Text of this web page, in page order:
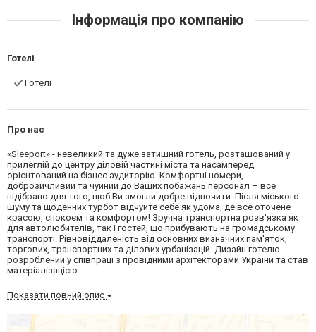
Інформація про компанію
Готелі
Готелі
Про нас
«Sleeport» - невеликий та дуже затишний готель, розташований у
прилеглій до центру діловій частині міста та насамперед
орієнтований на бізнес аудиторію. Комфортні номери,
доброзичливий та чуйний до Ваших побажань персонал – все
підібрано для того, щоб Ви змогли добре відпочити. Після міського
шуму та щоденних турбот відчуйте себе як удома, де все оточене
красою, спокоєм та комфортом! Зручна транспортна розв'язка як
для автолюбителів, так і гостей, що прибувають на громадському
транспорті. Рівновіддаленість від основних визначних пам'яток,
торгових, транспортних та ділових урбанізацій. Дизайн готелю
розроблений у співпраці з провідними архітекторами України та став
матеріалізацією...
Показати повний опис